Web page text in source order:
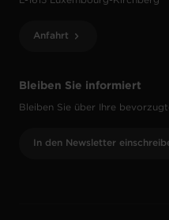
Bleiben Sie informiert
Bleiben Sie über Ihre
In den Newsletter
Anfahrt